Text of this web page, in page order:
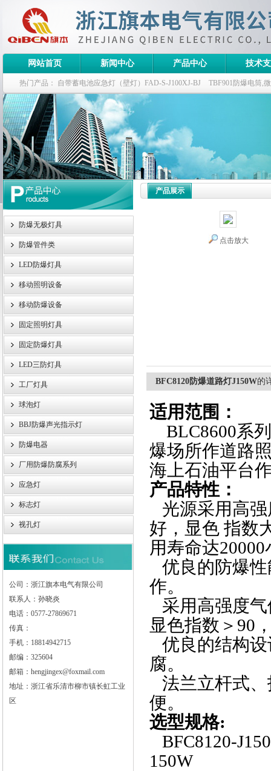
浙江旗本电气有限公司
网站首页 新闻中心 产品中心 技术
热门产品： 自带蓄电池应急灯（壁灯）FAD-S-J100XJ-BJ TBF901防爆电筒,
栏式无极灯 G9960-W120W长寿无极工厂灯,三防无极灯
防爆泛光灯
防爆无极灯具
防爆管件类
LED防爆灯具
移动照明设备
移动防爆设备
固定照明灯具
固定防爆灯具
LED三防灯具
工厂灯具
球泡灯
BBJ防爆声光指示灯
防爆电器
厂用防爆防腐系列
应急灯
标志灯
视孔灯
公司：浙江旗本电气有限公司
联系人：孙晓炎
电话：0577-27869671
传真：
手机：18814942715
邮编：325604
邮箱：hengjingex@foxmail.com
地址：浙江省乐清市柳市镇长虹工业
区
产品展示
点击放大
BFC8120防爆道路灯J150W的
适用范围：
BLC8600系
爆场所作道路
海上石油平台
产品特性：
光源采用高强
好，显色 指数
用寿命达
优良的防爆性
作。
采用高强度气
显色指数＞90
优良的结构设
腐。
法兰立杆式、
便。
选型规格:
BFC8120-
150W